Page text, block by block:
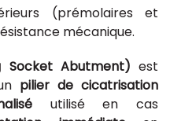
(prémolaires et
mécanique.
Socket Abutment) est
pilier de cicatrisation
utilisé en cas